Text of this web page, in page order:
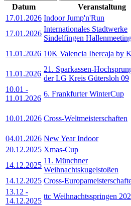
Datum Veranstaltung
17.01.2026 Indoor Jump'n'Run
17.01.2026
Internationales Stadtwerke
Sindelfingen
11.01.2026 10K Valencia Ibercaja by
11.01.2026
21. Sparkassen-
der LG Kreis Gütersloh 09
10.01 -
11.01.2026
6. Frankfurter WinterCup
10.01.2026 Cross-Weltmeisterschaften
04.01.2026 New Year Indoor
20.12.2025 Xmas-Cup
14.12.2025
11. Münchner
Weihnachtskugelstoßen
14.12.2025 Cross-
13.12 -
14.12.2025
ttc Weihnachtsspringen